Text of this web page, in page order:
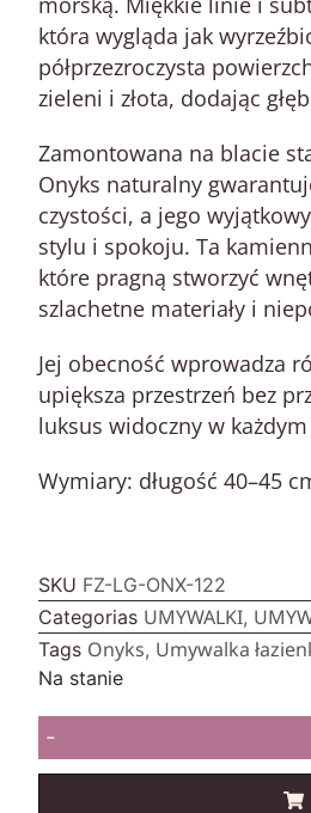
która wygląda jak
półprzezroczysta
zieleni i złota, dodając
Zamontowana na blacie
Onyks naturalny
czystości, a jego
stylu i spokoju. Ta
które pragną stworzyć
szlachetne materiały i
Jej obecność wprowadza
upiększa przestrzeń bez
luksus widoczny w
Wymiary: długość 40–45
SKU FZ-LG-ONX-122
Categorias UMYWALKI,
Tags Onyks, Umywalka
Na stanie
-